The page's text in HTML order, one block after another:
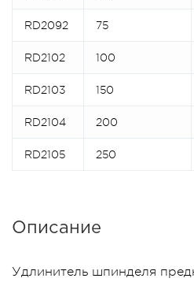
RD2092 75
RD2102 100
RD2103 150
RD2104 200
RD2105 250
Описание
Удлинитель шпинделя